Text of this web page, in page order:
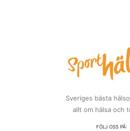
Sveriges bästa
allt om hälsa och
FÖLJ OSS PÅ: